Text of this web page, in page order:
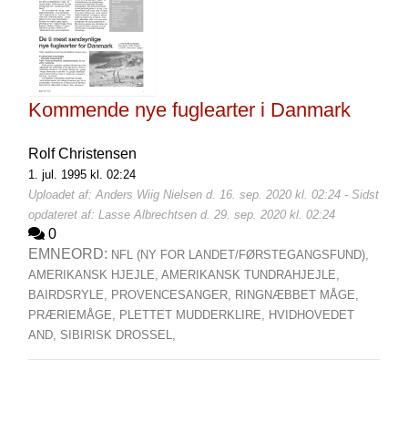
Kommende nye fuglearter i Danmark
Rolf Christensen
1. jul. 1995 kl. 02:24
Uploadet af: Anders Wiig Nielsen d. 16. sep. 2020 kl. 02:24 - Sidst
opdateret af: Lasse Albrechtsen d. 29. sep. 2020 kl. 02:24
0
EMNEORD: NFL (NY FOR LANDET/FØRSTEGANGSFUND),
AMERIKANSK HJEJLE, AMERIKANSK TUNDRAHJEJLE,
BAIRDSRYLE, PROVENCESANGER, RINGNÆBBET MÅGE,
PRÆRIEMÅGE, PLETTET MUDDERKLIRE, HVIDHOVEDET
AND, SIBIRISK DROSSEL,